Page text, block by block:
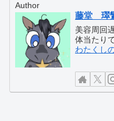
Author
藤堂 璻
美容周回
体当たり
わたくし